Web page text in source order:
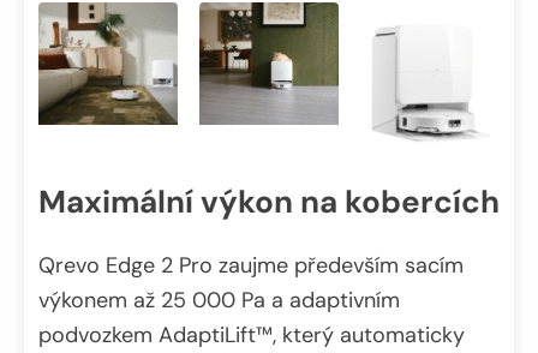
Maximální výkon na kobercích
Qrevo Edge 2 Pro zaujme především sacím
výkonem až 25 000 Pa a adaptivním
podvozkem AdaptiLift™, který automaticky